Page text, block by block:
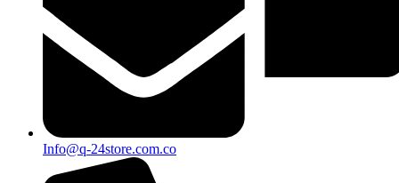
Info@q-24store.com.co